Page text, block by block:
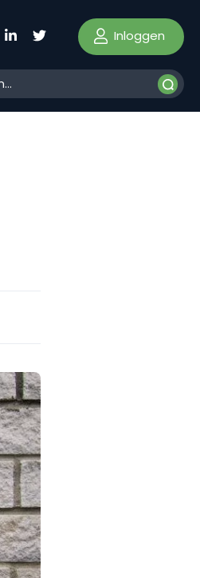
Inloggen